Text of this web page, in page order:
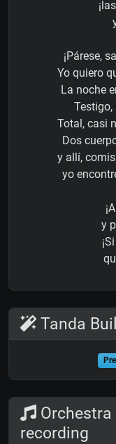
¡Párese,
Yo quiero
La noche
Total, casi
Dos
y allí,
yo
y
Tanda
recording